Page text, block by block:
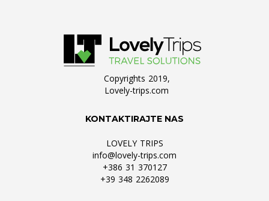
Copyrights 2019,
Lovely-trips.com
KONTAKTIRAJTE NAS
LOVELY TRIPS
info@lovely-trips.com
+386 31 370127
+39 348 2262089